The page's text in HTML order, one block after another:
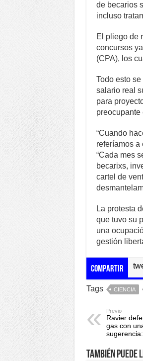
de becarios
incluso
El pliego de
concursos
(CPA), los
Todo esto
salario real
para
preocupante
“Cuando
referíamos a
“Cada mes
becarixs,
cartel de
La protesta
que tuvo su
una
gestión
Compartir
Tags CIENCIA
Previo
Ravier
gas con
También puede